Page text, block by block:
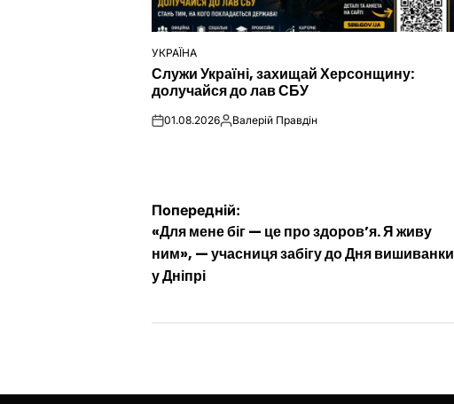
ОПУБЛІКУВАТИ
У
УКРАЇНА
Служи Україні, захищай Херсонщину:
долучайся до лав СБУ
on01.08.2026Опубліковано
Валерій Правдін
Навігація
записів
Попередній:
«Для мене біг — це про здоров’я. Я живу
ним», — учасниця забігу до Дня вишиванки
у Дніпрі